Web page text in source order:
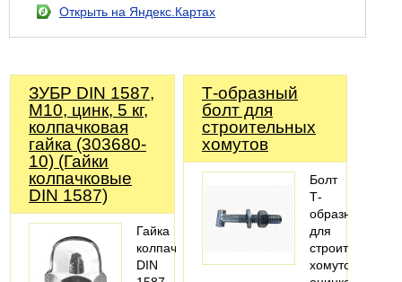
Открыть на Яндекс.Картах
ЗУБР DIN 1587,
M10, цинк, 5 кг,
колпачковая
гайка (303680-
10) (Гайки
колпачковые
DIN 1587)
Гайка
колпачковая
DIN
Т-образный
болт для
строительных
хомутов
Болт
Т-
образный
для
строительных
хомутов